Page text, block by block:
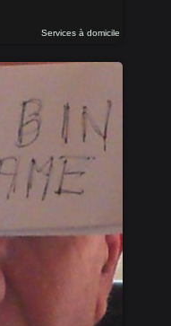
Services à domicile